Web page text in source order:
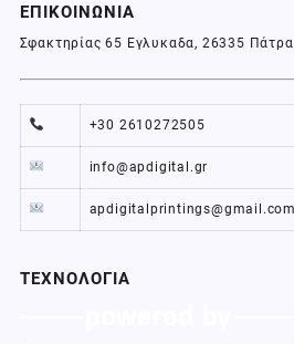
ΕΠΙΚΟΙΝΩΝΙΑ
Σφακτηρίας 65 Εγλυκαδα, 26335 Πάτρα
+30 2610272505
info@apdigital.gr
apdigitalprintings@gmail.com
ΤΕΧΝΟΛΟΓΙΑ